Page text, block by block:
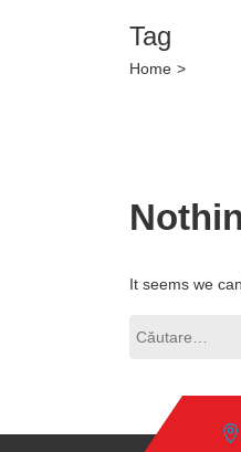
Tag
Home >
It seems we
Caută